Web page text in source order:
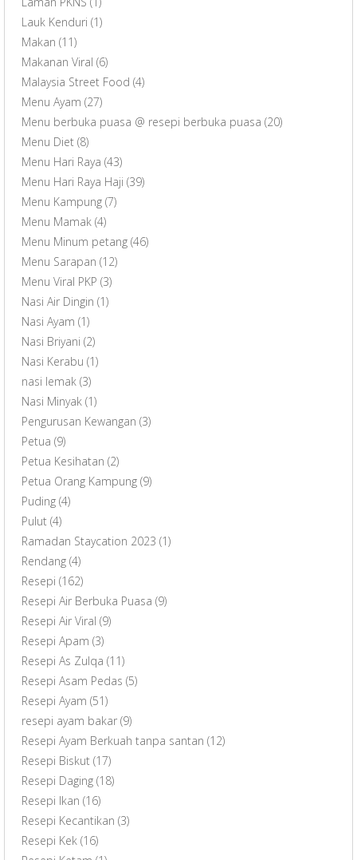
Lauk Kenduri (1)
Makan (11)
Makanan Viral (6)
Malaysia Street Food (4)
Menu Ayam (27)
Menu berbuka puasa @ resepi berbuka puasa (20)
Menu Diet (8)
Menu Hari Raya (43)
Menu Hari Raya Haji (39)
Menu Kampung (7)
Menu Mamak (4)
Menu Minum petang (46)
Menu Sarapan (12)
Menu Viral PKP (3)
Nasi Air Dingin (1)
Nasi Ayam (1)
Nasi Briyani (2)
Nasi Kerabu (1)
nasi lemak (3)
Nasi Minyak (1)
Pengurusan Kewangan (3)
Petua (9)
Petua Kesihatan (2)
Petua Orang Kampung (9)
Puding (4)
Pulut (4)
Ramadan Staycation 2023 (1)
Rendang (4)
Resepi (162)
Resepi Air Berbuka Puasa (9)
Resepi Air Viral (9)
Resepi Apam (3)
Resepi As Zulqa (11)
Resepi Asam Pedas (5)
Resepi Ayam (51)
resepi ayam bakar (9)
Resepi Ayam Berkuah tanpa santan (12)
Resepi Biskut (17)
Resepi Daging (18)
Resepi Ikan (16)
Resepi Kecantikan (3)
Resepi Kek (16)